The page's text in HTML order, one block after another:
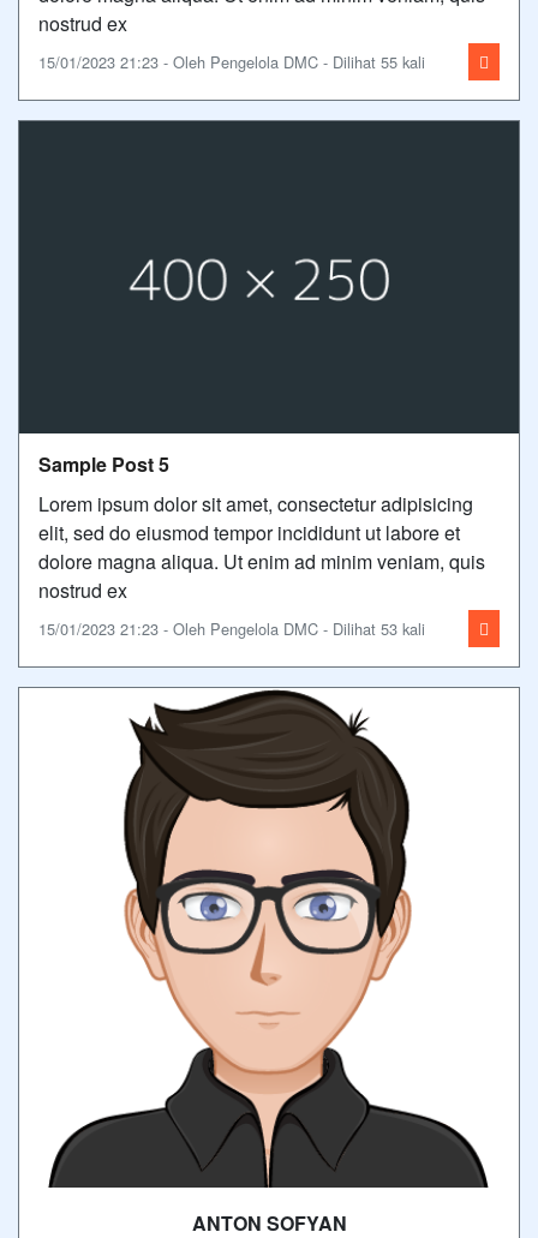
nostrud ex
15/01/2023 21:23 - Oleh Pengelola DMC - Dilihat 55 kali
Sample Post 5
Lorem ipsum dolor sit amet, consectetur adipisicing
elit, sed do eiusmod tempor incididunt ut labore et
dolore magna aliqua. Ut enim ad minim veniam, quis
nostrud ex
15/01/2023 21:23 - Oleh Pengelola DMC - Dilihat 53 kali
ANTON SOFYAN